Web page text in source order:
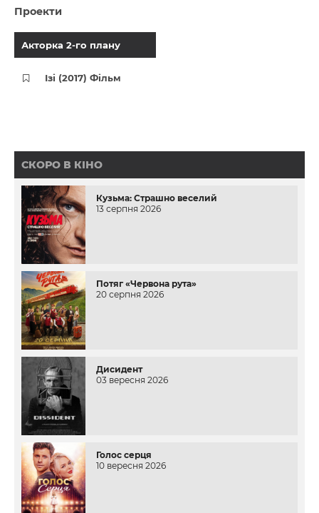
Проекти
Акторка 2-го плану
Ізі (2017) Фільм
СКОРО В КІНО
Кузьма: Страшно веселий
13 серпня 2026
Потяг «Червона рута»
20 серпня 2026
Дисидент
03 вересня 2026
Голос серця
10 вересня 2026